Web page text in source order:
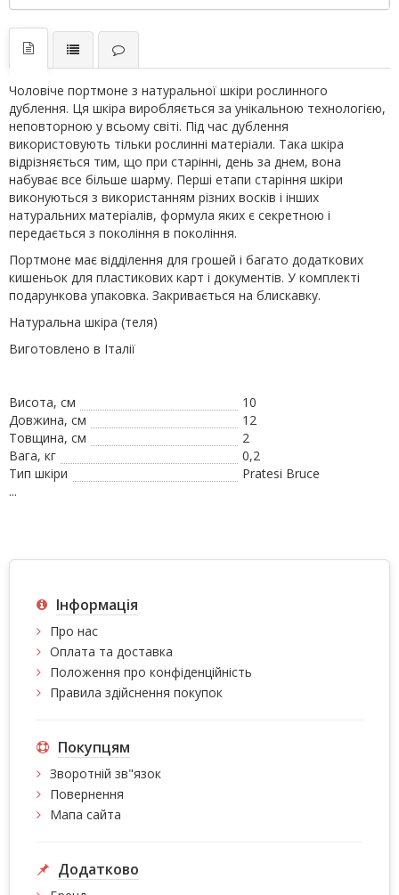
Чоловіче портмоне з натуральної шкіри рослинного
дублення. Ця шкіра виробляється за унікальною технологією,
неповторною у всьому світі. Під час дублення
використовують тільки рослинні матеріали. Така шкіра
відрізняється тим, що при старінні, день за днем, вона
набуває все більше шарму. Перші етапи старіння шкіри
виконуються з використанням різних восків і інших
натуральних матеріалів, формула яких є секретною і
передається з покоління в покоління.
Портмоне має відділення для грошей і багато додаткових
кишеньок для пластикових карт і документів. У комплекті
подарункова упаковка. Закривається на блискавку.
Натуральна шкіра (теля)
Виготовлено в Італії
Висота, см
10
Довжина, см
12
Товщина, см
2
Вага, кг
0,2
Тип шкіри
Pratesi Bruce
...
Інформація
Про нас
Оплата та доставка
Положення про конфіденційність
Правила здійснення покупок
Покупцям
Зворотній зв"язок
Повернення
Мапа сайта
Додатково